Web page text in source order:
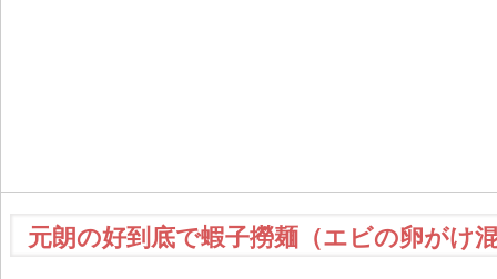
元朗の好到底で蝦子撈麺（エビの卵がけ